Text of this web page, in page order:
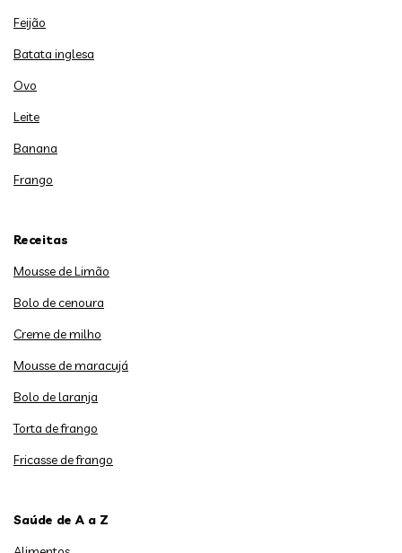
Feijão
Batata inglesa
Ovo
Leite
Banana
Frango
Receitas
Mousse de Limão
Bolo de cenoura
Creme de milho
Mousse de maracujá
Bolo de laranja
Torta de frango
Fricasse de frango
Saúde de A a Z